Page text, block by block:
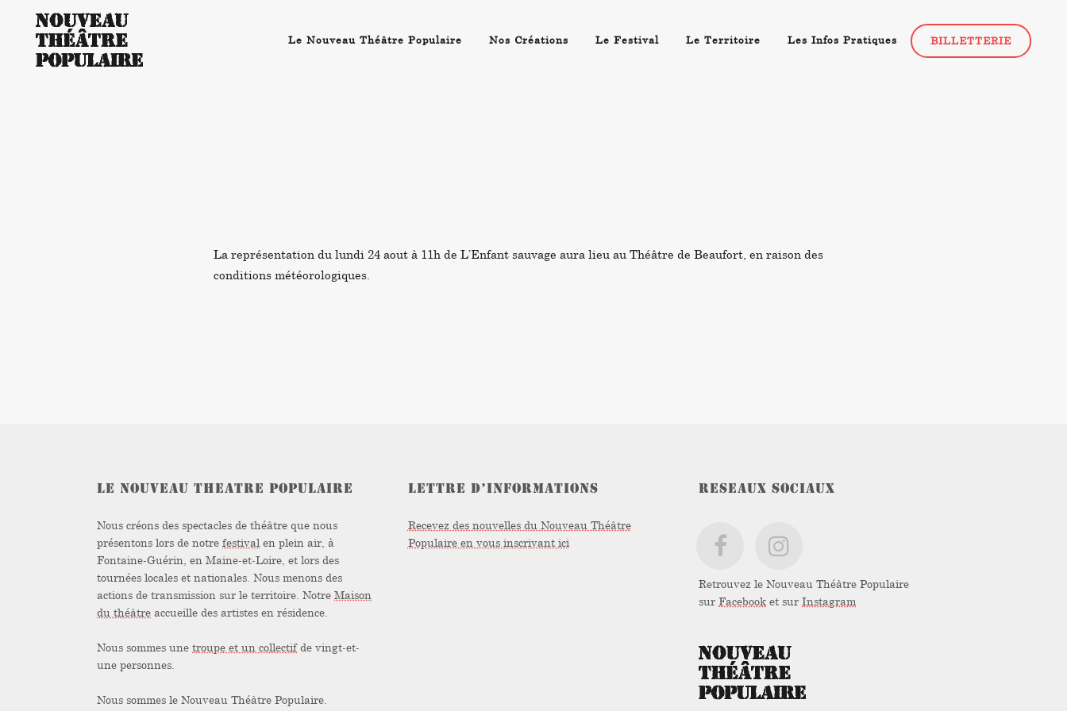
Le Nouveau Théâtre Populaire Nos Créations Le Festival Le Territoire Les Infos Pratiques BILLETTERIE
La représentation du lundi 24 aout à 11h de L’Enfant sauvage aura lieu au Théâtre de Beaufort, en raison des
conditions météorologiques.
LE NOUVEAU THEATRE POPULAIRE
Nous créons des spectacles de théâtre que nous
présentons lors de notre festival en plein air, à
Fontaine-Guérin, en Maine-et-Loire, et lors des
tournées locales et nationales. Nous menons des
actions de transmission sur le territoire. Notre Maison
du théâtre accueille des artistes en résidence.
Nous sommes une troupe et un collectifde vingt-et-
une personnes.
Nous sommes le Nouveau Théâtre Populaire.
LETTRE D’INFORMATIONS
Recevez des nouvelles du Nouveau Théâtre
Populaire en vous inscrivant ici
RESEAUX SOCIAUX
Retrouvez le Nouveau Théâtre Populaire
surFacebook et surInstagram